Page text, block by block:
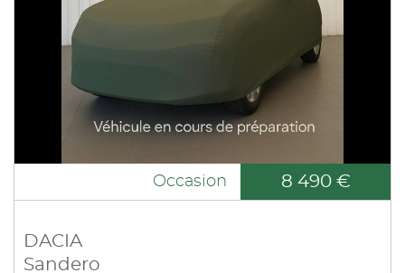
Occasion 8 490 €
DACIA
Sandero